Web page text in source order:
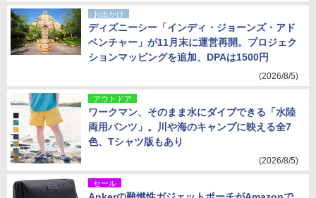
お出かけ
ディズニーシー「インディ・ジョーンズ・アド
ベンチャー」が11月末に運営再開。プロジェク
ションマッピングを追加、DPAは1500円
(2026/8/5)
アウトドア
ワークマン、そのまま水にダイブできる「水陸
両用パンツ」。川や海のキャンプに映える全7
色、Tシャツ版もあり
(2026/8/5)
セール